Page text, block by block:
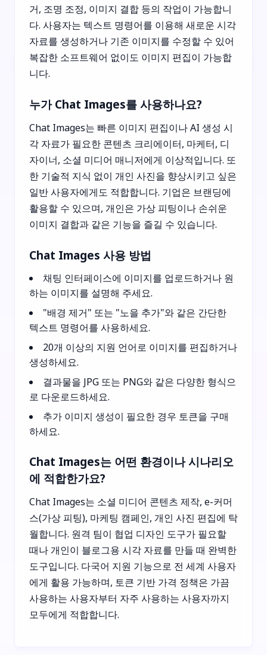
거, 조명 조정, 이미지 결합 등의 작업이 가능합니
다. 사용자는 텍스트 명령어를 이용해 새로운 시각
자료를 생성하거나 기존 이미지를 수정할 수 있어
복잡한 소프트웨어 없이도 이미지 편집이 가능합
니다.
누가 Chat Images를 사용하나요?
Chat Images는 빠른 이미지 편집이나 AI 생성 시
각 자료가 필요한 콘텐츠 크리에이터, 마케터, 디
자이너, 소셜 미디어 매니저에게 이상적입니다. 또
한 기술적 지식 없이 개인 사진을 향상시키고 싶은
일반 사용자에게도 적합합니다. 기업은 브랜딩에
활용할 수 있으며, 개인은 가상 피팅이나 손쉬운
이미지 결합과 같은 기능을 즐길 수 있습니다.
Chat Images 사용 방법
채팅 인터페이스에 이미지를 업로드하거나 원
하는 이미지를 설명해 주세요.
"배경 제거" 또는 "노을 추가"와 같은 간단한
텍스트 명령어를 사용하세요.
20개 이상의 지원 언어로 이미지를 편집하거나
생성하세요.
결과물을 JPG 또는 PNG와 같은 다양한 형식으
로 다운로드하세요.
추가 이미지 생성이 필요한 경우 토큰을 구매
하세요.
Chat Images는 어떤 환경이나 시나리오
에 적합한가요?
Chat Images는 소셜 미디어 콘텐츠 제작, e-커머
스(가상 피팅), 마케팅 캠페인, 개인 사진 편집에 탁
월합니다. 원격 팀이 협업 디자인 도구가 필요할
때나 개인이 블로그용 시각 자료를 만들 때 완벽한
도구입니다. 다국어 지원 기능으로 전 세계 사용자
에게 활용 가능하며, 토큰 기반 가격 정책은 가끔
사용하는 사용자부터 자주 사용하는 사용자까지
모두에게 적합합니다.